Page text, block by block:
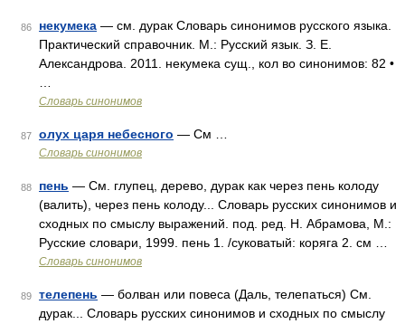
86 некумека — см. дурак Словарь синонимов русского языка.
Практический справочник. М.: Русский язык. З. Е.
Александрова. 2011. некумека сущ., кол во синонимов: 82 •
Словарь синонимов
87 олух царя небесного — См …
Словарь синонимов
88 пень — См. глупец, дерево, дурак как через пень колоду
(валить), через пень колоду... Словарь русских синонимов и
сходных по смыслу выражений. под. ред. Н. Абрамова, М.:
Русские словари, 1999. пень 1. /суковатый: коряга 2. см …
Словарь синонимов
89 телепень — болван или повеса (Даль, телепаться) См.
дурак... Словарь русских синонимов и сходных по смыслу